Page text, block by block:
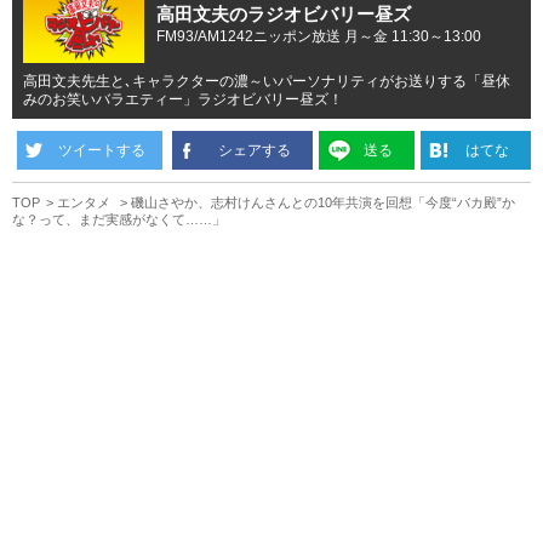
高田文夫のラジオビバリー昼ズ
FM93/AM1242ニッポン放送 月～金 11:30～13:00
高田文夫先生と､キャラクターの濃～いパーソナリティがお送りする「昼休
みのお笑いバラエティー」ラジオビバリー昼ズ！
ツイートする シェアする 送る はてな
TOP エンタメ
磯山さやか、志村けんさんとの10年共演を回想「今度“バカ殿”か
な？って、まだ実感がなくて……」